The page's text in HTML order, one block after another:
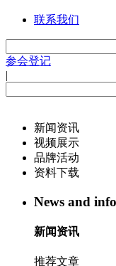
联系我们
参会登记
|
新闻资讯
视频展示
品牌活动
资料下载
News and
新闻资讯
推荐文章